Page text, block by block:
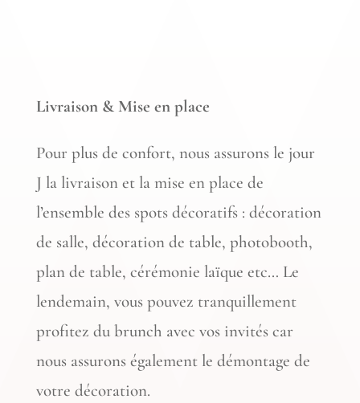
Livraison & Mise en place
Pour plus de confort, nous assurons le jour
J la livraison et la mise en place de
l’ensemble des spots décoratifs : décoration
de salle, décoration de table, photobooth,
plan de table, cérémonie laïque etc… Le
lendemain, vous pouvez tranquillement
profitez du brunch avec vos invités car
nous assurons également le démontage de
votre décoration.